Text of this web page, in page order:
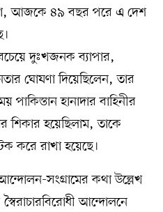
আজকে ৪৯ বছর পরে এ দেশ
দুঃখজনক ব্যাপার,
ঘোষণা দিয়েছিলেন, তার
পাকিস্তান হানাদার বাহিনীর
শিকার হয়েছিলাম, তাকে
করে রাখা হয়েছে।
সংগ্রামের কথা উল্লেখ
আন্দোলনে